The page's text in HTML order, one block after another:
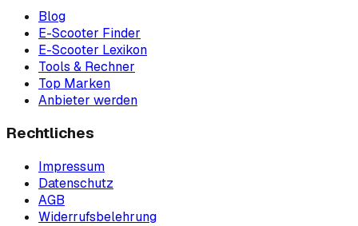
Blog
E-Scooter Finder
E-Scooter Lexikon
Tools & Rechner
Top Marken
Anbieter werden
Rechtliches
Impressum
Datenschutz
AGB
Widerrufsbelehrung